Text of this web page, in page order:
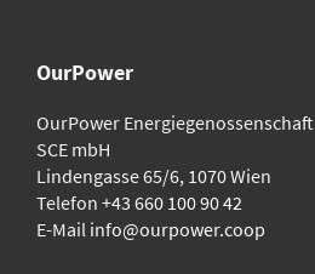
OurPower
OurPower Energie­genossenschaft
SCE mbH
Lindengasse 65/6, 1070 Wien
Telefon +43 660 100 90 42
E-Mail info@ourpower.coop